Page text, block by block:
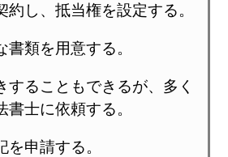
約し、抵当権を設定する。
書類を用意する。
することもできるが、多く
書士に依頼する。
申請する。